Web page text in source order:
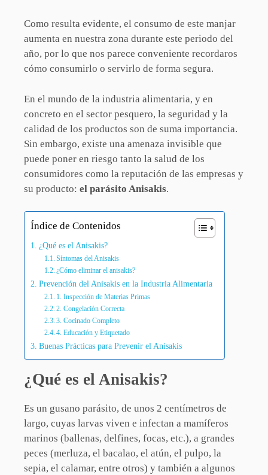
Como resulta evidente, el consumo de este manjar
aumenta en nuestra zona durante este periodo del
año, por lo que nos parece conveniente recordaros
cómo consumirlo o servirlo de forma segura.
En el mundo de la industria alimentaria, y en
concreto en el sector pesquero, la seguridad y la
calidad de los productos son de suma importancia.
Sin embargo, existe una amenaza invisible que
puede poner en riesgo tanto la salud de los
consumidores como la reputación de las empresas y
su producto: el parásito Anisakis.
Índice de Contenidos
¿Qué es el Anisakis?
Síntomas del Anisakis
¿Cómo eliminar el anisakis?
Prevención del Anisakis en la Industria Alimentaria
1. Inspección de Materias Primas
2. Congelación Correcta
3. Cocinado Completo
4. Educación y Etiquetado
Buenas Prácticas para Prevenir el Anisakis
¿Qué es el Anisakis?
Es un gusano parásito, de unos 2 centímetros de
largo, cuyas larvas viven e infectan a mamíferos
marinos (ballenas, delfines, focas, etc.), a grandes
peces (merluza, el bacalao, el atún, el pulpo, la
sepia, el calamar, entre otros) y también a algunos